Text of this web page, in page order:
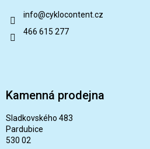
info@cyklocontent.cz
466 615 277
Kamenná prodejna
Sladkovského 483
Pardubice
530 02